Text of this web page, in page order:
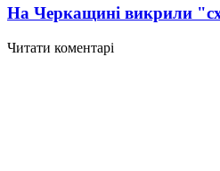
На Черкащині викрили
Читати коментарі